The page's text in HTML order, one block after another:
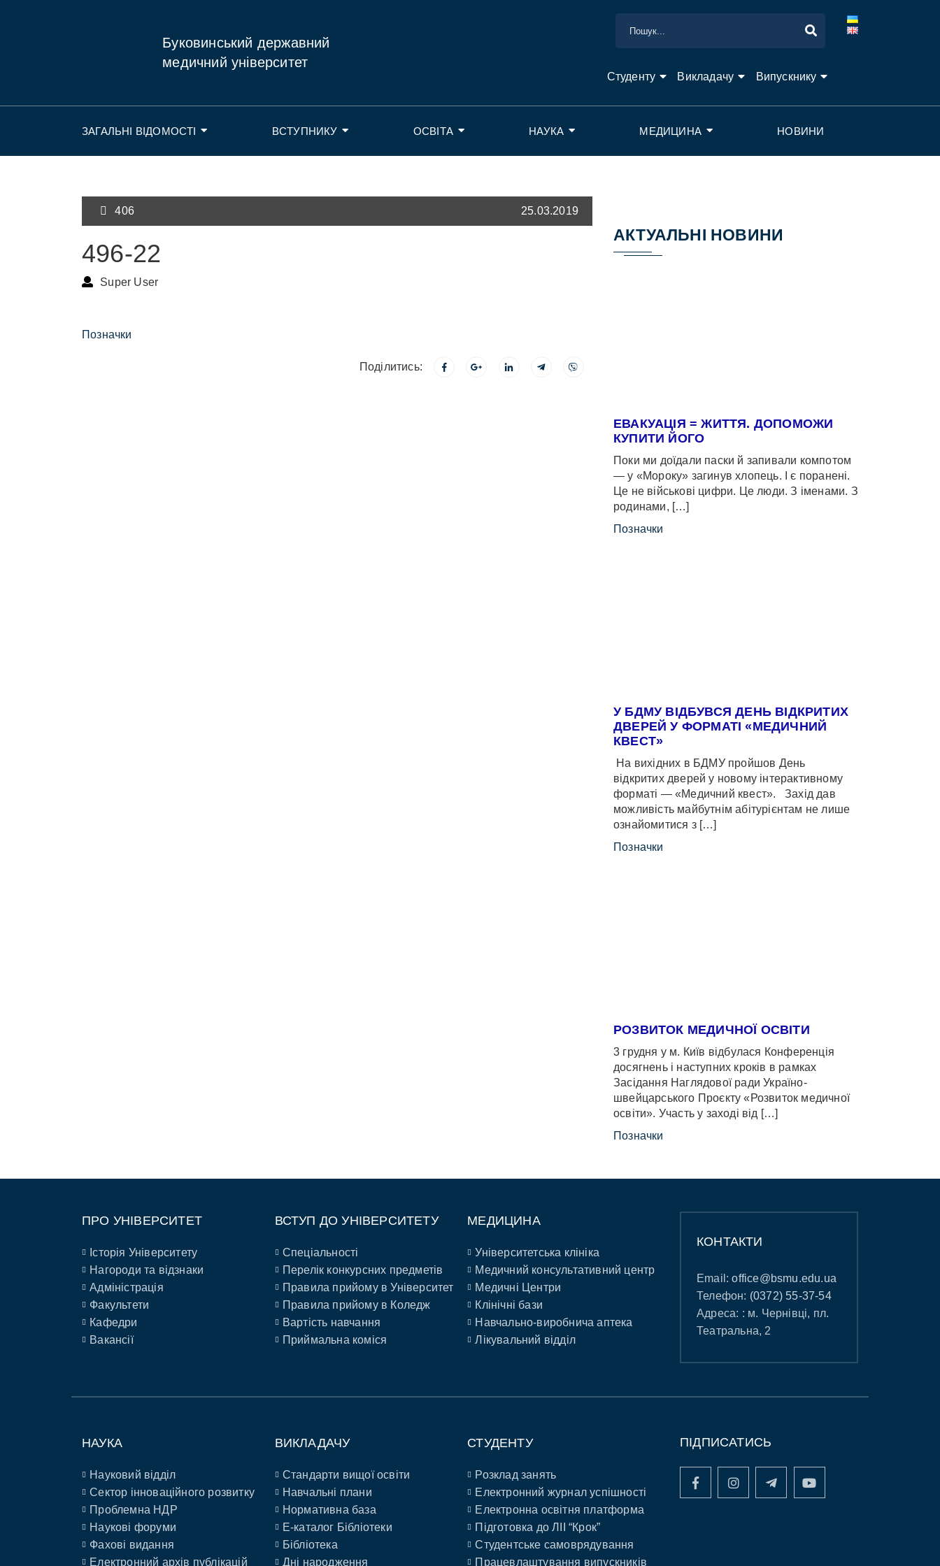
Буковинський державний
медичний університет
Студенту Викладачу Випускнику
ЗАГАЛЬНІ ВІДОМОСТІ ВСТУПНИКУ ОСВІТА НАУКА МЕДИЦИНА НОВИНИ
406 25.03.2019
496-22
Super User
Позначки
Поділитись:
АКТУАЛЬНІ НОВИНИ
ЕВАКУАЦІЯ = ЖИТТЯ. ДОПОМОЖИ
КУПИТИ ЙОГО
Поки ми доїдали паски й запивали компотом
— у «Мороку» загинув хлопець. І є поранені.
Це не військові цифри. Це люди. З іменами. З
родинами, […]
Позначки
У БДМУ ВІДБУВСЯ ДЕНЬ ВІДКРИТИХ
ДВЕРЕЙ У ФОРМАТІ «МЕДИЧНИЙ
КВЕСТ»
На вихідних в БДМУ пройшов День
відкритих дверей у новому інтерактивному
форматі — «Медичний квест». Захід дав
можливість майбутнім абітурієнтам не лише
ознайомитися з […]
Позначки
РОЗВИТОК МЕДИЧНОЇ ОСВІТИ
3 грудня у м. Київ відбулася Конференція
досягнень і наступних кроків в рамках
Засідання Наглядової ради Україно-
швейцарського Проєкту «Розвиток медичної
освіти». Участь у заході від […]
Позначки
ПРО УНІВЕРСИТЕТ
Історія Університету
Нагороди та відзнаки
Адміністрація
Факультети
Кафедри
Вакансії
ВСТУП ДО УНІВЕРСИТЕТУ
Спеціальності
Перелік конкурсних предметів
Правила прийому в Університет
Правила прийому в Коледж
Вартість навчання
Приймальна коміся
МЕДИЦИНА
Університетська клініка
Медичний консультативний центр
Медичні Центри
Клінічні бази
Навчально-виробнича аптека
Лікувальний відділ
КОНТАКТИ
Email:office@bsmu.edu.ua
Телефон: (0372) 55-37-54
Адреса: : м. Чернівці, пл.
Театральна, 2
НАУКА
Науковий відділ
Сектор інноваційного розвитку
Проблемна НДР
Наукові форуми
Фахові видання
Електронний архів публікацій
ВИКЛАДАЧУ
Стандарти вищої освіти
Навчальні плани
Нормативна база
E-каталог Бібліотеки
Бібліотека
Дні народження
СТУДЕНТУ
Розклад занять
Електронний журнал успішності
Електронна освітня платформа
Підготовка до ЛІІ “Крок”
Студентське самоврядування
Працевлаштування випускників
ПІДПИСАТИСЬ